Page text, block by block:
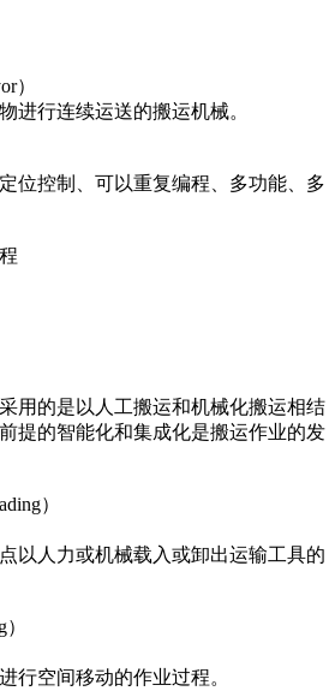
）
进行连续运送的搬运机械。
位控制、可以重复编程、多功能、多
用的是以人工搬运和机械化搬运相结
提的智能化和集成化是搬运作业的发
）
以人力或机械载入或卸出运输工具的
行空间移动的作业过程。